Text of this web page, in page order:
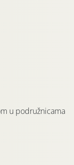
u podružnicama